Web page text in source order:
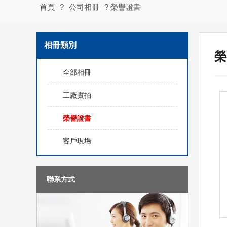
首頁 ? 公司相冊 ? 榮譽證書
相冊類別
全部相冊
工廠實拍
榮譽證書
客戶現場
聯系方式